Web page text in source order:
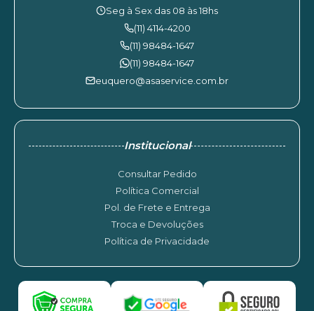
Seg à Sex das 08 às 18hs
(11) 4114-4200
(11) 98484-1647
(11) 98484-1647
euquero@asaservice.com.br
Institucional
Consultar Pedido
Política Comercial
Pol. de Frete e Entrega
Troca e Devoluções
Política de Privacidade